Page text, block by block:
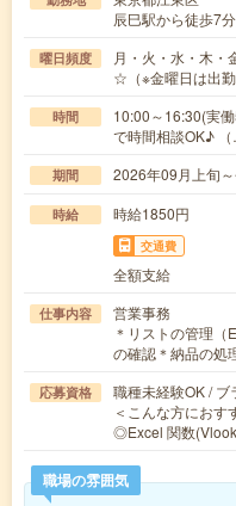
辰巳駅から徒歩7
曜日頻度
月・火・水・木
☆（※金曜日は出勤
時間
10:00～16:30(実
で時間相談OK♪
期間 2026年09月上旬
時給 時給1850円
交通費
全額支給
仕事内容
営業事務
＊リストの管理（
の確認＊納品の処
応募資格
職種未経験OK / ブ
＜こんな方にお
◎Excel 関数
職場の雰囲気